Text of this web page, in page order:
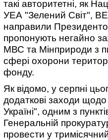
такі авторитетні, як
УЕА "Зелений Світ",
направили
пропонують негайно
МВС та Мінприроди з
сфері охорони
фонду.
Як відомо, у серпні
додаткові заходи
Україні", одним з
Генеральній
провести у